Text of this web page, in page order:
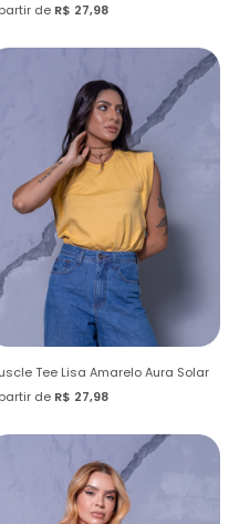
de R$ 27,98
Tee Lisa Amarelo Aura Solar
de R$ 27,98